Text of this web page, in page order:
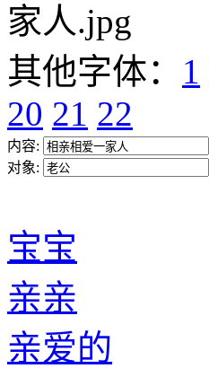
家人.jpg
其他字体： 1
20 21 22
内容:
对象:
宝宝
亲亲
亲爱的